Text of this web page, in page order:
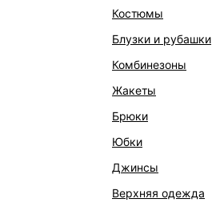
костюмы
блузки и рубашки
комбинезоны
жакеты
брюки
юбки
джинсы
верхняя одежда
ОФИСНАЯ КОЛЛЕКЦИЯ
ЭКСКЛЮЗИВНО ОНЛАЙН